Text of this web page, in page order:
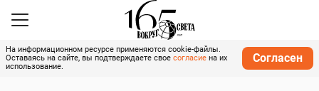
На информационном ресурсе применяются cookie-файлы.
Оставаясь на сайте, вы подтверждаете свое согласие на их
использование.
Согласен